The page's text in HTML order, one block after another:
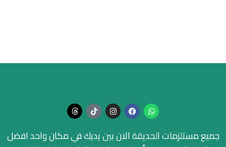
جميع مستلزمات الحديقة الان بين يديك في مكان واحد افضل